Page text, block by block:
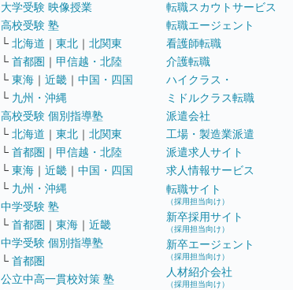
大学受験 映像授業
高校受験 塾
└ 北海道 ｜ 東北 ｜ 北関東
└ 首都圏 ｜ 甲信越・北陸
└ 東海 ｜ 近畿 ｜ 中国・四国
└ 九州・沖縄
高校受験 個別指導塾
└ 北海道 ｜ 東北 ｜ 北関東
└ 首都圏 ｜ 甲信越・北陸
└ 東海 ｜ 近畿 ｜ 中国・四国
└ 九州・沖縄
中学受験 塾
└ 首都圏 ｜ 東海 ｜ 近畿
中学受験 個別指導塾
└ 首都圏
公立中高一貫校対策 塾
転職スカウトサービス
転職エージェント
看護師転職
介護転職
ハイクラス・
ミドルクラス転職
派遣会社
工場・製造業派遣
派遣求人サイト
求人情報サービス
転職サイト
（採用担当向け）
新卒採用サイト
（採用担当向け）
新卒エージェント
（採用担当向け）
人材紹介会社
（採用担当向け）